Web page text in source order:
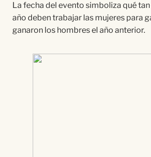
La fecha del evento simboliza qué
año deben trabajar las mujeres para
ganaron los hombres el año anterior.